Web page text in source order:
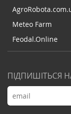
Meteo Farm
Feodal.Online
ПІДПИШІТЬСЯ